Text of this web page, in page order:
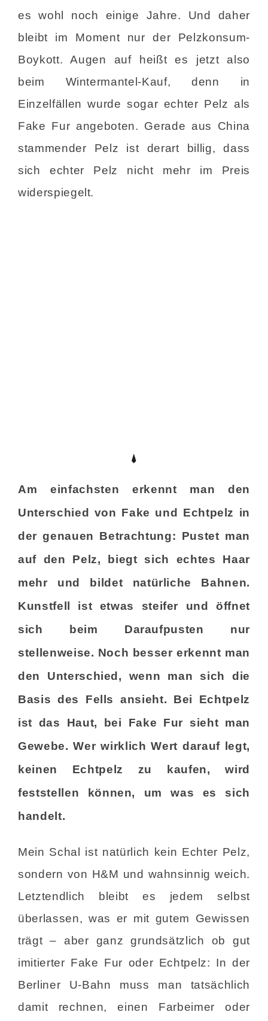
es wohl noch einige Jahre. Und daher
bleibt im Moment nur der Pelzkonsum-
Boykott. Augen auf heißt es jetzt also
beim Wintermantel-Kauf, denn in
Einzelfällen wurde sogar echter Pelz als
Fake Fur angeboten. Gerade aus China
stammender Pelz ist derart billig, dass
sich echter Pelz nicht mehr im Preis
widerspiegelt.
Am einfachsten erkennt man den
Unterschied von Fake und Echtpelz in
der genauen Betrachtung: Pustet man
auf den Pelz, biegt sich echtes Haar
mehr und bildet natürliche Bahnen.
Kunstfell ist etwas steifer und öffnet
sich beim Daraufpusten nur
stellenweise. Noch besser erkennt man
den Unterschied, wenn man sich die
Basis des Fells ansieht. Bei Echtpelz
ist das Haut, bei Fake Fur sieht man
Gewebe. Wer wirklich Wert darauf legt,
keinen Echtpelz zu kaufen, wird
feststellen können, um was es sich
handelt.
Mein Schal ist natürlich kein Echter Pelz,
sondern von H&M und wahnsinnig weich.
Letztendlich bleibt es jedem selbst
überlassen, was er mit gutem Gewissen
trägt – aber ganz grundsätzlich ob gut
imitierter Fake Fur oder Echtpelz: In der
Berliner U-Bahn muss man tatsächlich
damit rechnen, einen Farbeimer oder